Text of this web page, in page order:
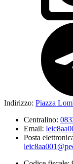
Indirizzo: Piazza
Centralino:
Email:
Posta